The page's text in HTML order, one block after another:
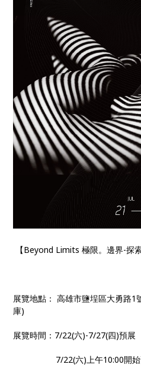
【Beyond Limits 極限。邊界-探
展覽地點： 高雄市鹽埕區大勇路1
庫)
展覽時間：7/22(六)-7/27(四)預展
7/22(六)上午10:00開始預